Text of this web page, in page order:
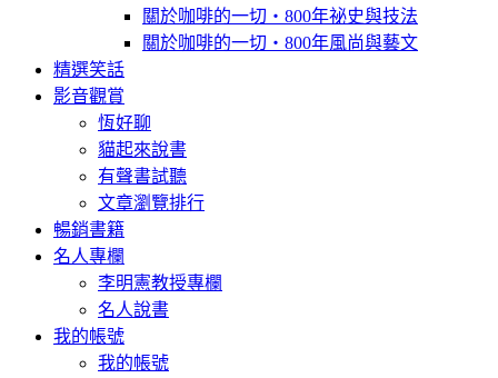
關於咖啡的一切‧800年祕史與技法
關於咖啡的一切‧800年風尚與藝文
精選笑話
影音觀賞
恆好聊
貓起來說書
有聲書試聽
文章瀏覽排行
暢銷書籍
名人專欄
李明憲教授專欄
名人說書
我的帳號
我的帳號